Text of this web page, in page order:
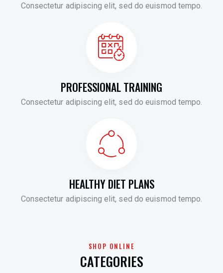
Consectetur adipiscing elit, sed do euismod tempo.
PROFESSIONAL TRAINING
Consectetur adipiscing elit, sed do euismod tempo.
HEALTHY DIET PLANS
Consectetur adipiscing elit, sed do euismod tempo.
SHOP ONLINE
CATEGORIES